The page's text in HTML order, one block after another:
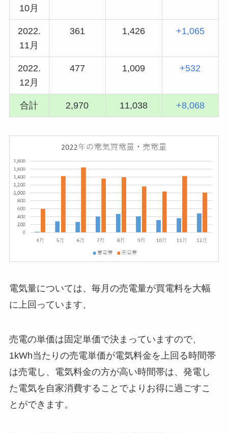
10月
2022.
11月
361 1,426 +1,065
2022.
12月
477 1,009 +532
合計 2,970 11,038 +8,068
電気量については、毎月の売電量が買電料を大幅
に上回っています、
売電の単価は固定単価で決まっていますので、
1kWh当たりの売電単価が電気料金を上回る時間帯
は売電し、電気料金の方が高い時間帯は、発電し
た電気を自家消費することでよりお得に過ごすこ
とができます。